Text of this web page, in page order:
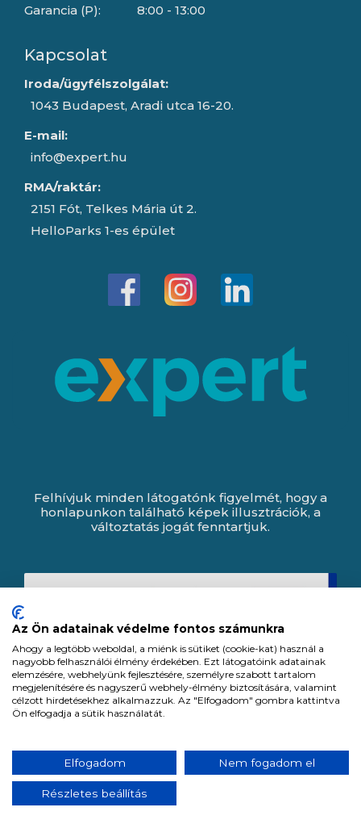
Garancia (P):
8:00 - 13:00
Kapcsolat
Iroda/ügyfélszolgálat:
1043 Budapest, Aradi utca 16-20.
E-mail:
info@expert.hu
RMA/raktár:
2151 Fót, Telkes Mária út 2.
HelloParks 1-es épület
Felhívjuk minden látogatónk figyelmét, hogy a
honlapunkon található képek illusztrációk, a
változtatás jogát fenntartjuk.
Minden jog fenntartva. All rights reserved.
Tervezte és készítette:
Vision-Software, az Octopus 8 ERP forgalmazója.
Az Ön adatainak védelme fontos számunkra
Ahogy a legtöbb weboldal, a miénk is sütiket (cookie-kat) használ a
nagyobb felhasználói élmény érdekében. Ezt látogatóink adatainak
elemzésére, webhelyünk fejlesztésére, személyre szabott tartalom
megjelenítésére és nagyszerű webhely-élmény biztosítására, valamint
célzott hirdetésekhez alkalmazzuk. Az "Elfogadom" gombra kattintva
Ön elfogadja a sütik használatát.
Elfogadom Nem fogadom el
Részletes beállítás